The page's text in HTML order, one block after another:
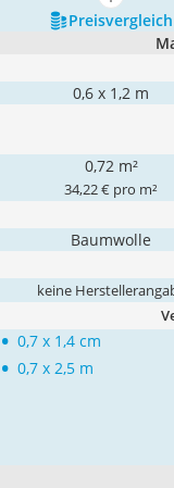
Preis­vergleich
0,6 x 1,2 m
0,72 m²
34,22 € pro m²
Baumwolle
keine
• 0,7 x 1,4 cm
• 0,7 x 2,5 m